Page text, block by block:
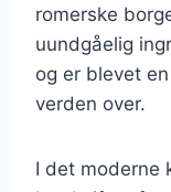
romerske
uundgåelig
og er blevet
verden over.
I det moderne